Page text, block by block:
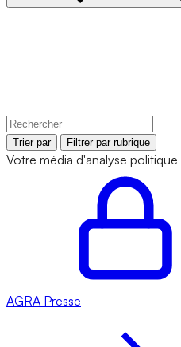
Trier par Filtrer par rubrique
Votre média d'analyse
AGRA Presse